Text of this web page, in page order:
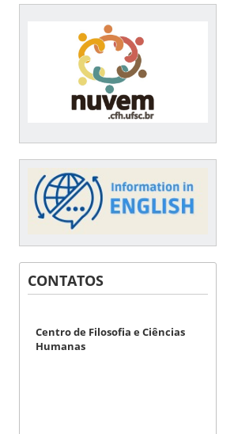
CONTATOS
Centro de Filosofia e Ciências
Humanas